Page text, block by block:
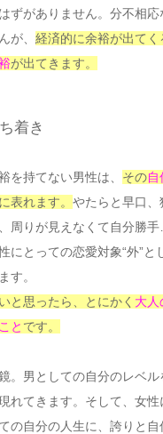
ずがありません。分不相
が、 経済的に余裕が出て
が出てきます。
着き
を持てない男性は、 その自
表れます。 やたらと早口
周りが見えなくて自分勝
にとっての恋愛対象“外”と
す。
と思ったら、とにかく 大人
と です。
。男としての自分のレベ
れてきます。そして、女
の自分の人生に、誇りと